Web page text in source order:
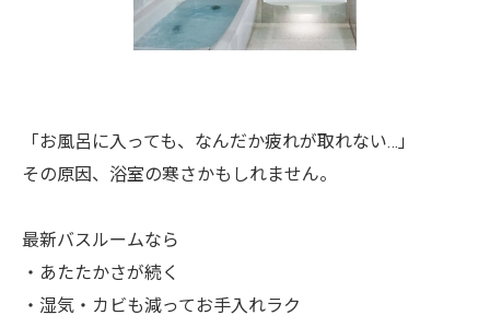
「お風呂に入っても、なんだか疲れが取れない…」⁡
⁡その原因、浴室の寒さかもしれません。
最新バスルームなら
・あたたかさが続く
・湿気・カビも減ってお手入れラク